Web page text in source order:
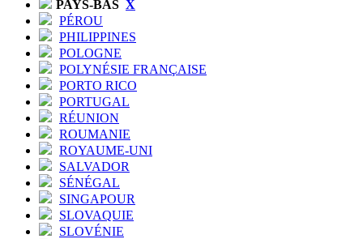
PAYS-BAS X
PÉROU
PHILIPPINES
POLOGNE
POLYNÉSIE FRANÇAISE
PORTO RICO
PORTUGAL
RÉUNION
ROUMANIE
ROYAUME-UNI
SALVADOR
SÉNÉGAL
SINGAPOUR
SLOVAQUIE
SLOVÉNIE